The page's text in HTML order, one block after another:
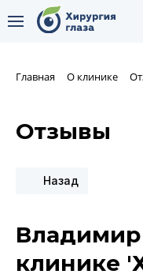
Главная О клинике
Отзывы
Назад
Владимир
клинике